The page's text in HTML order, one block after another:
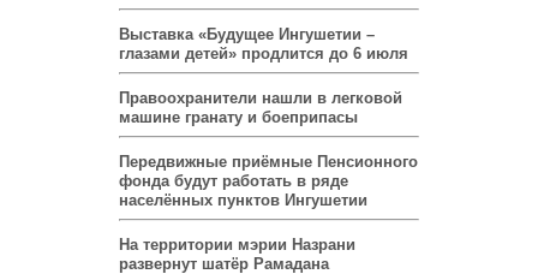
Выставка «Будущее Ингушетии –
глазами детей» продлится до 6 июля
Правоохранители нашли в легковой
машине гранату и боеприпасы
Передвижные приёмные Пенсионного
фонда будут работать в ряде
населённых пунктов Ингушетии
На территории мэрии Назрани
развернут шатёр Рамадана